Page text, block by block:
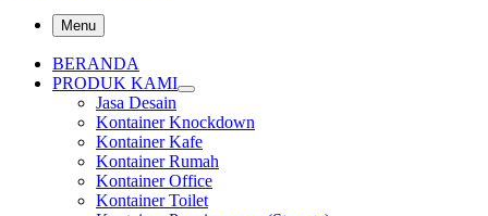
Menu
BERANDA
PRODUK KAMI
Jasa Desain
Kontainer Knockdown
Kontainer Kafe
Kontainer Rumah
Kontainer Office
Kontainer Toilet